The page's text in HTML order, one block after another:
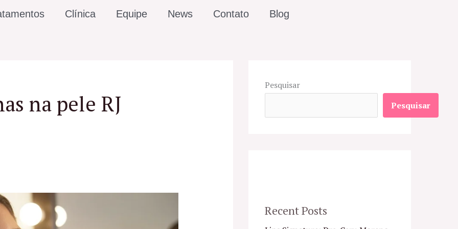
Clínica Equipe News Contato Blog
na pele RJ
Pesquisar
Pesquisar
Recent Posts